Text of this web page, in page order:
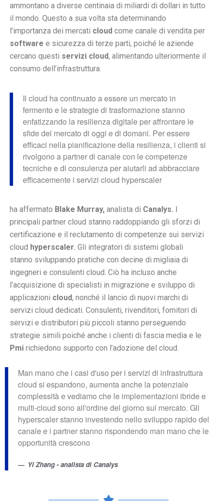
ammontano a diverse centinaia di miliardi di dollari in tutto
il mondo. Questo a sua volta sta determinando
l’importanza dei mercati cloud come canale di vendita per
software e sicurezza di terze parti, poiché le aziende
cercano questi servizi cloud, alimentando ulteriormente il
consumo dell’infrastruttura.
Il cloud ha continuato a essere un mercato in
fermento e le strategie di trasformazione stanno
enfatizzando la resilienza digitale per affrontare le
sfide del mercato di oggi e di domani. Per essere
efficaci nella pianificazione della resilienza, i clienti si
rivolgono a partner di canale con le competenze
tecniche e di consulenza per aiutarli ad abbracciare
efficacemente i servizi cloud hyperscaler
ha affermato Blake Murray, analista di Canalys. I
principali partner cloud stanno raddoppiando gli sforzi di
certificazione e il reclutamento di competenze sui servizi
cloud hyperscaler. Gli integratori di sistemi globali
stanno sviluppando pratiche con decine di migliaia di
ingegneri e consulenti cloud. Ciò ha incluso anche
l’acquisizione di specialisti in migrazione e sviluppo di
applicazioni cloud, nonché il lancio di nuovi marchi di
servizi cloud dedicati. Consulenti, rivenditori, fornitori di
servizi e distributori più piccoli stanno perseguendo
strategie simili poiché anche i clienti di fascia media e le
Pmi richiedono supporto con l’adozione del cloud.
Man mano che i casi d'uso per i servizi di infrastruttura
cloud si espandono, aumenta anche la potenziale
complessità e vediamo che le implementazioni ibride e
multi-cloud sono all'ordine del giorno sul mercato. Gli
hyperscaler stanno investendo nello sviluppo rapido del
canale e i partner stanno rispondendo man mano che le
opportunità crescono
Yi Zhang - analista di Canalys